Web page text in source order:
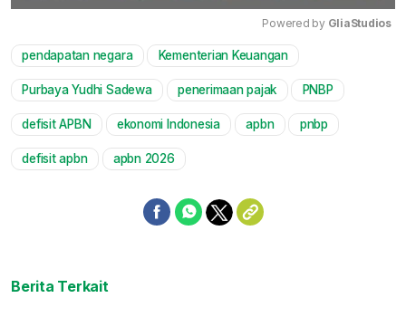
Powered by GliaStudios
pendapatan negara Kementerian Keuangan
Purbaya Yudhi Sadewa penerimaan pajak PNBP
defisit APBN ekonomi Indonesia apbn pnbp
defisit apbn apbn 2026
Berita Terkait